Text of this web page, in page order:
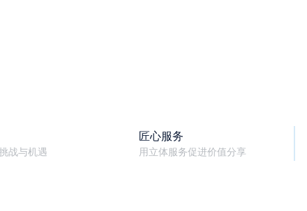
战与机遇
匠心服务
用立体服务促进价值分享